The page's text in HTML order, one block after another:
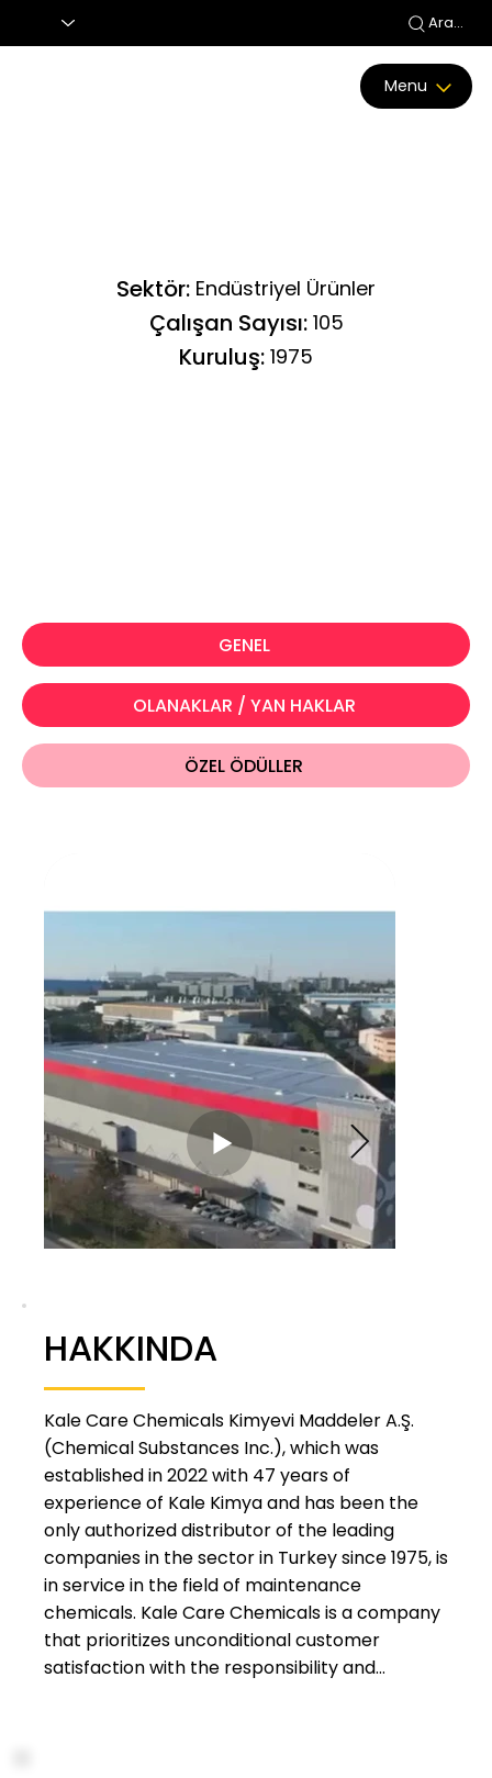
Menu
Ara...
Sektör: Endüstriyel Ürünler
Çalışan Sayısı: 105
Kuruluş: 1975
GENEL
OLANAKLAR / YAN HAKLAR
ÖZEL ÖDÜLLER
HAKKINDA
Kale Care Chemicals Kimyevi Maddeler A.Ş.
(Chemical Substances Inc.), which was
established in 2022 with 47 years of
experience of Kale Kimya and has been the
only authorized distributor of the leading
companies in the sector in Turkey since 1975, is
in service in the field of maintenance
chemicals. Kale Care Chemicals is a company
that prioritizes unconditional customer
satisfaction with the responsibility and